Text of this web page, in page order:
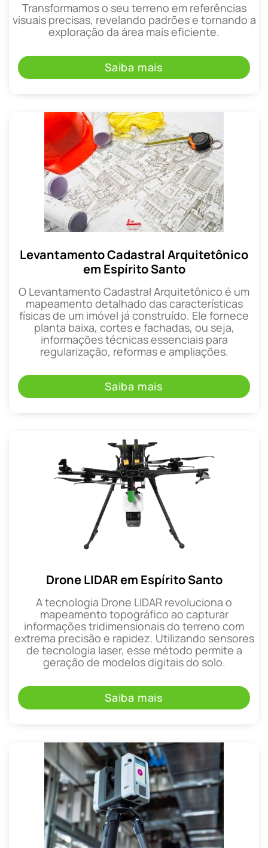
Transformamos o seu terreno em referências
visuais precisas, revelando padrões e tornando a
exploração da área mais eficiente.
Saiba mais
Levantamento Cadastral Arquitetônico
em Espírito Santo
O Levantamento Cadastral Arquitetônico é um
mapeamento detalhado das características
físicas de um imóvel já construído. Ele fornece
planta baixa, cortes e fachadas, ou seja,
informações técnicas essenciais para
regularização, reformas e ampliações.
Saiba mais
Drone LIDAR em Espírito Santo
A tecnologia Drone LIDAR revoluciona o
mapeamento topográfico ao capturar
informações tridimensionais do terreno com
extrema precisão e rapidez. Utilizando sensores
de tecnologia laser, esse método permite a
geração de modelos digitais do solo.
Saiba mais